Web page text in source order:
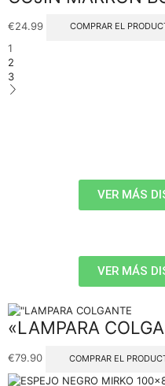
€24.99 COMPRAR EL
1
2
3
VER MÁS
VER MÁS
«LAMPARA
€79.90 COMPRAR EL